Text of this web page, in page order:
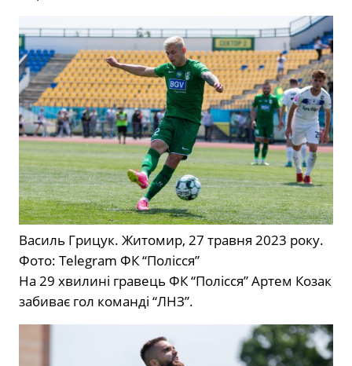
Василь Грицук. Житомир, 27 травня 2023 року.
Фото: Telegram ФК “Полісся”
На 29 хвилині гравець ФК “Полісся” Артем Козак
забиває гол команді “ЛНЗ”.